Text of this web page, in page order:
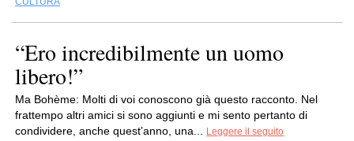
“Ero incredibilmente un uomo
libero!”
Ma Bohème: Molti di voi conoscono già questo racconto. Nel
frattempo altri amici si sono aggiunti e mi sento pertanto di
condividere, anche quest’anno, una...
Leggere il seguito